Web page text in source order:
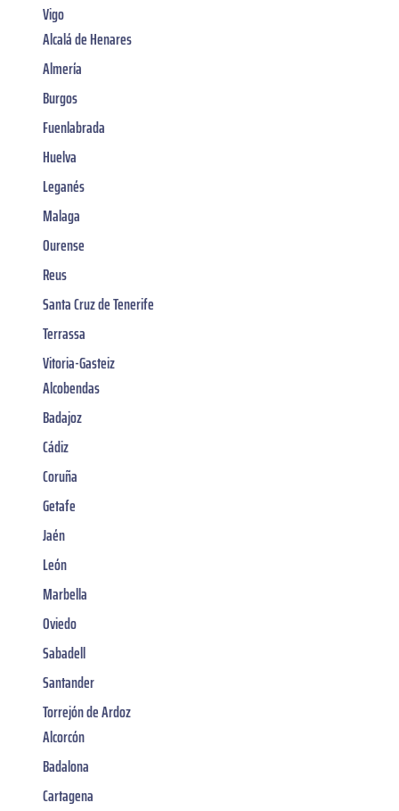
Vigo
Alcalá de Henares
Almería
Burgos
Fuenlabrada
Huelva
Leganés
Malaga
Ourense
Reus
Santa Cruz de Tenerife
Terrassa
Vitoria-Gasteiz
Alcobendas
Badajoz
Cádiz
Coruña
Getafe
Jaén
León
Marbella
Oviedo
Sabadell
Santander
Torrejón de Ardoz
Alcorcón
Badalona
Cartagena